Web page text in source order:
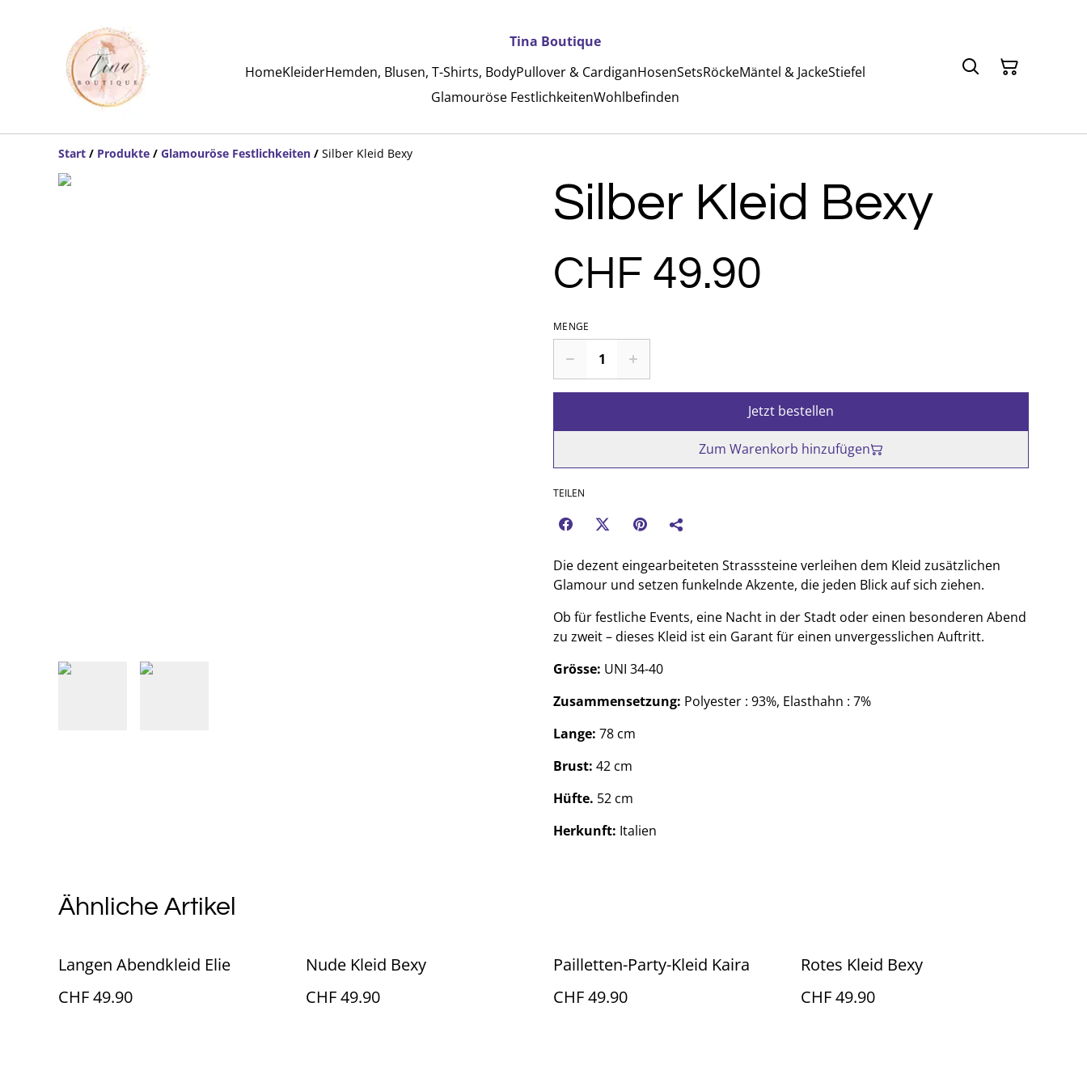
Tina Boutique
HomeKleiderHemden, Blusen, T-Shirts, BodyPullover & CardiganHosenSetsRöckeMäntel & JackeStiefel
Glamouröse FestlichkeitenWohlbefinden
Start / Produkte / Glamouröse Festlichkeiten / Silber Kleid Bexy
Silber Kleid Bexy
CHF 49.90
MENGE
Jetzt bestellen
Zum Warenkorb hinzufügen
TEILEN
Die dezent eingearbeiteten Strasssteine verleihen dem Kleid zusätzlichen
Glamour und setzen funkelnde Akzente, die jeden Blick auf sich ziehen.
Ob für festliche Events, eine Nacht in der Stadt oder einen besonderen Abend
zu zweit – dieses Kleid ist ein Garant für einen unvergesslichen Auftritt.
Grösse: UNI 34-40
Zusammensetzung: Polyester : 93%, Elasthahn : 7%
Lange: 78 cm
Brust: 42 cm
Hüfte. 52 cm
Herkunft: Italien
Ähnliche Artikel
Langen Abendkleid Elie
CHF 49.90
Nude Kleid Bexy
CHF 49.90
Pailletten-Party-Kleid Kaira
CHF 49.90
Rotes Kleid Bexy
CHF 49.90